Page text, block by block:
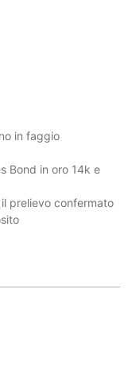
in faggio
Bond in oro 14k e
prelievo confermato